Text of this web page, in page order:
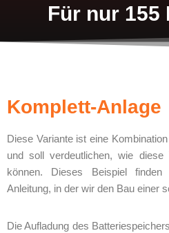
Für nur 155
Komplett-Anlage
Diese Variante ist eine
und soll verdeutlichen, wie diese
können. Dieses Beispiel
Anleitung, in der wir den Bau einer
Die Aufladung des